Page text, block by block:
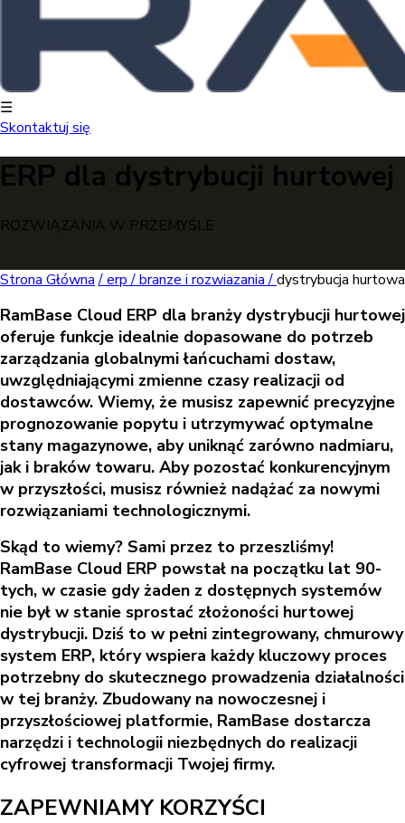
☰
Skontaktuj się
ERP dla dystrybucji hurtowej
ROZWIĄZANIA W PRZEMYŚLE
Strona Główna /erp /branze i rozwiazania /dystrybucja hurtowa
RamBase Cloud ERP dla branży dystrybucji hurtowej
oferuje funkcje idealnie dopasowane do potrzeb
zarządzania globalnymi łańcuchami dostaw,
uwzględniającymi zmienne czasy realizacji od
dostawców. Wiemy, że musisz zapewnić precyzyjne
prognozowanie popytu i utrzymywać optymalne
stany magazynowe, aby uniknąć zarówno nadmiaru,
jak i braków towaru. Aby pozostać konkurencyjnym
w przyszłości, musisz również nadążać za nowymi
rozwiązaniami technologicznymi.
Skąd to wiemy? Sami przez to przeszliśmy!
RamBase Cloud ERP powstał na początku lat 90-
tych, w czasie gdy żaden z dostępnych systemów
nie był w stanie sprostać złożoności hurtowej
dystrybucji. Dziś to w pełni zintegrowany, chmurowy
system ERP, który wspiera każdy kluczowy proces
potrzebny do skutecznego prowadzenia działalności
w tej branży. Zbudowany na nowoczesnej i
przyszłościowej platformie, RamBase dostarcza
narzędzi i technologii niezbędnych do realizacji
cyfrowej transformacji Twojej firmy.
ZAPEWNIAMY KORZYŚCI